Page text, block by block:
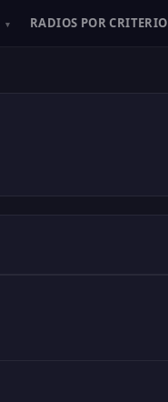
▾ RADIOS POR CRITERIO